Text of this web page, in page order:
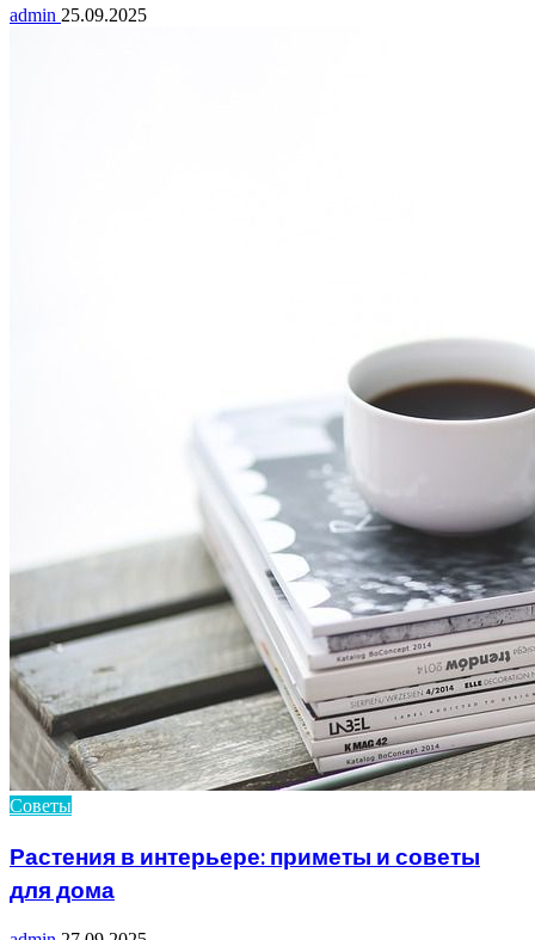
admin 25.09.2025
Советы
Растения в интерьере: приметы и советы
для дома